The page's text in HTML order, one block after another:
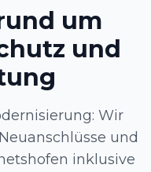
um
und
Wir
und
inklusive